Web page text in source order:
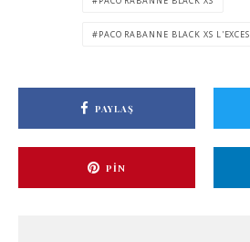
PACO RABANNE BLACK XS L'EXCES
PAYLAŞ
PIN